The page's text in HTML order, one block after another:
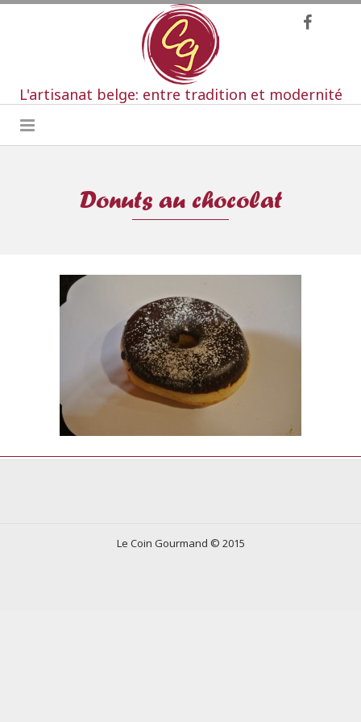
L'artisanat belge: entre tradition et modernité
Donuts au chocolat
Le Coin Gourmand © 2015